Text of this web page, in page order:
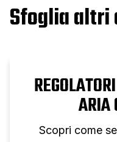
Sfoglia
ARIA
Scopri come